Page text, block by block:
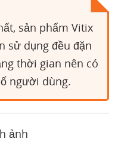
sản phẩm Vitix
sử dụng đều đặn
thời gian nên có
người dùng.
ảnh